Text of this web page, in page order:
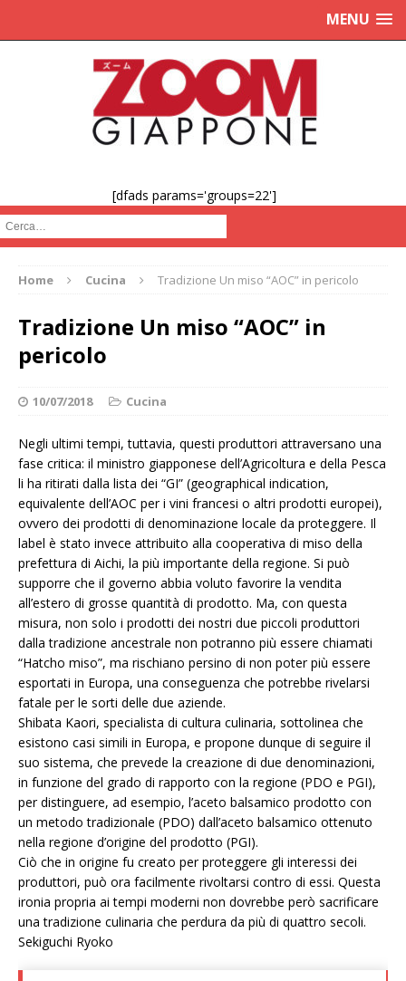
MENU
[dfads params='groups=22']
Cerca :
Home Cucina Tradizione Un miso “AOC” in pericolo
Tradizione Un miso “AOC” in
pericolo
10/07/2018 Cucina
Negli ultimi tempi, tuttavia, questi produttori attraversano una
fase critica: il ministro giapponese dell’Agricoltura e della Pesca
li ha ritirati dalla lista dei “GI” (geographical indication,
equivalente dell’AOC per i vini francesi o altri prodotti europei),
ovvero dei prodotti di denominazione locale da proteggere. Il
label è stato invece attribuito alla cooperativa di miso della
prefettura di Aichi, la più importante della regione. Si può
supporre che il governo abbia voluto favorire la vendita
all’estero di grosse quantità di prodotto. Ma, con questa
misura, non solo i prodotti dei nostri due piccoli produttori
dalla tradizione ancestrale non potranno più essere chiamati
“Hatcho miso”, ma rischiano persino di non poter più essere
esportati in Europa, una conseguenza che potrebbe rivelarsi
fatale per le sorti delle due aziende.
Shibata Kaori, specialista di cultura culinaria, sottolinea che
esistono casi simili in Europa, e propone dunque di seguire il
suo sistema, che prevede la creazione di due denominazioni,
in funzione del grado di rapporto con la regione (PDO e PGI),
per distinguere, ad esempio, l’aceto balsamico prodotto con
un metodo tradizionale (PDO) dall’aceto balsamico ottenuto
nella regione d’origine del prodotto (PGI).
Ciò che in origine fu creato per proteggere gli interessi dei
produttori, può ora facilmente rivoltarsi contro di essi. Questa
ironia propria ai tempi moderni non dovrebbe però sacrificare
una tradizione culinaria che perdura da più di quattro secoli.
Sekiguchi Ryoko